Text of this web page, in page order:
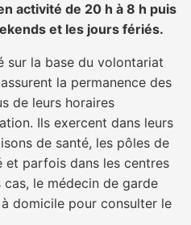
activité de 20 h à 8 h puis
et les jours fériés.
sur la base du volontariat
la permanence des
de leurs horaires
Ils exercent dans leurs
de santé, les pôles de
et parfois dans les centres
le médecin de garde
domicile pour consulter le